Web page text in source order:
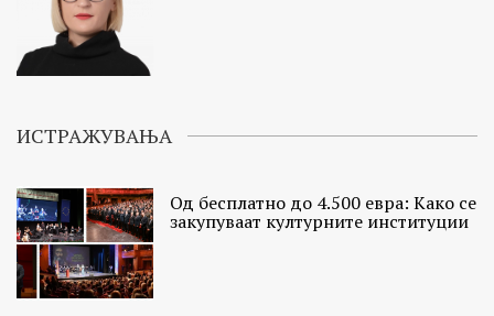
ИСТРАЖУВАЊА
Од бесплатно до 4.500 евра: Како се
закупуваат културните институции